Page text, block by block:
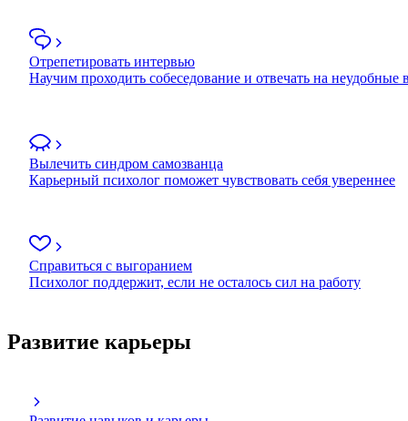
Отрепетировать интервью
Научим проходить собеседование и отвечать на неудобные
Вылечить синдром самозванца
Карьерный психолог поможет чувствовать себя увереннее
Справиться с выгоранием
Психолог поддержит, если не осталось сил на работу
Развитие карьеры